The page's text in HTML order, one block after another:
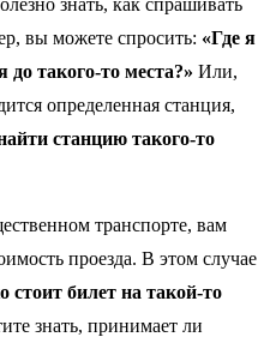
знать, как спрашивать
вы можете спросить: «Где я
такого-то места?» Или,
определенная станция,
станцию такого-то
транспорте, вам
проезда. В этом случае
стоит билет на такой-то
знать, принимает ли